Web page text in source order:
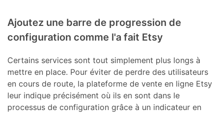
Ajoutez une barre de progression de
configuration comme l'a fait Etsy
Certains services sont tout simplement plus longs à
mettre en place. Pour éviter de perdre des utilisateurs
en cours de route, la plateforme de vente en ligne Etsy
leur indique précisément où ils en sont dans le
processus de configuration grâce à un indicateur en